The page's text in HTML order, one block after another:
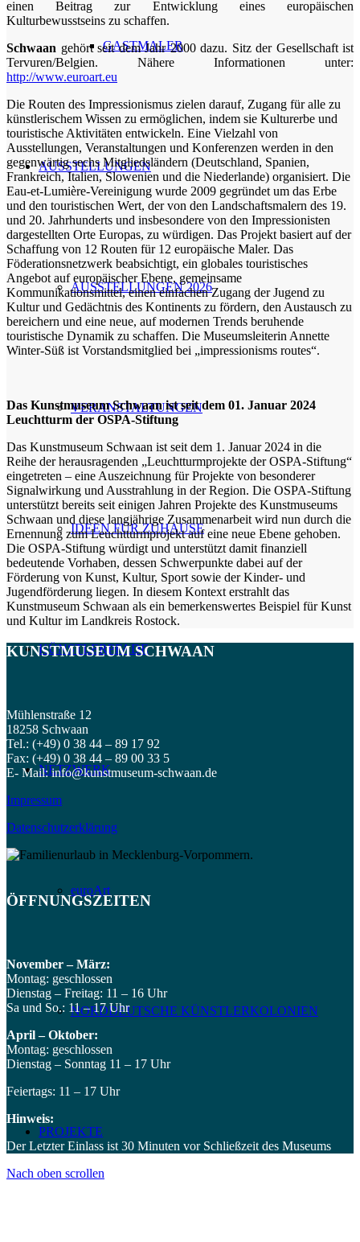
GASTMALER
AUSSTELLUNGEN
AUSSTELLUNGEN 2026
VERANSTALTUNGEN
IDEEN FÜR ZUHAUSE
KÜNSTLERPFADE
NETZWERK
euroArt
NORDDEUTSCHE KÜNSTLERKOLONIEN
PROJEKTE
einen Beitrag zur Entwicklung eines europäischen
Kulturbewusstseins zu schaffen.
Schwaan gehört seit dem Jahr 2000 dazu. Sitz der Gesellschaft ist
Tervuren/Belgien. Nähere Informationen unter:
http://www.euroart.eu
Die Routen des Impressionismus zielen darauf, Zugang für alle zu
künstlerischem Wissen zu ermöglichen, indem sie Kulturerbe und
touristische Aktivitäten entwickeln. Eine Vielzahl von
Ausstellungen, Veranstaltungen und Konferenzen werden in den
gegenwärtig sechs Mitgliedsländern (Deutschland, Spanien,
Frankreich, Italien, Slowenien und die Niederlande) organisiert. Die
Eau-et-Lumière-Vereinigung wurde 2009 gegründet um das Erbe
und den touristischen Wert, der von den Landschaftsmalern des 19.
und 20. Jahrhunderts und insbesondere von den Impressionisten
dargestellten Orte Europas, zu würdigen. Das Projekt basiert auf der
Schaffung von 12 Routen für 12 europäische Maler. Das
Föderationsnetzwerk beabsichtigt, ein globales touristisches
Angebot auf europäischer Ebene, gemeinsame
Kommunikationsmittel, einen einfachen Zugang der Jugend zu
Kultur und Gedächtnis des Kontinents zu fördern, den Austausch zu
bereichern und eine neue, auf modernen Trends beruhende
touristische Dynamik zu schaffen. Die Museumsleiterin Annette
Winter-Süß ist Vorstandsmitglied bei „impressionisms routes“.
Das Kunstmuseum Schwaan ist seit dem 01. Januar 2024
Leuchtturm der OSPA-Stiftung
Das Kunstmuseum Schwaan ist seit dem 1. Januar 2024 in die
Reihe der herausragenden „Leuchtturmprojekte der OSPA-Stiftung“
eingetreten – eine Auszeichnung für Projekte von besonderer
Signalwirkung und Ausstrahlung in der Region. Die OSPA-Stiftung
unterstützt bereits seit einigen Jahren Projekte des Kunstmuseums
Schwaan und diese langjährige Zusammenarbeit wird nun durch die
Ernennung zum Leuchtturmprojekt auf eine neue Ebene gehoben.
Die OSPA-Stiftung würdigt und unterstützt damit finanziell
bedeutende Vorhaben, dessen Schwerpunkte dabei auf der
Förderung von Kunst, Kultur, Sport sowie der Kinder- und
Jugendförderung liegen. In diesem Kontext erstrahlt das
Kunstmuseum Schwaan als ein bemerkenswertes Beispiel für Kunst
und Kultur im Landkreis Rostock.
KUNSTMUSEUM SCHWAAN
Mühlenstraße 12
18258 Schwaan
Tel.: (+49) 0 38 44 – 89 17 92
Fax: (+49) 0 38 44 – 89 00 33 5
E- Mail: info@kunstmuseum-schwaan.de
Impressum
Datenschutzerklärung
ÖFFNUNGSZEITEN
November – März:
Montag: geschlossen
Dienstag – Freitag: 11 – 16 Uhr
Sa und So.: 11 – 17 Uhr
April – Oktober:
Montag: geschlossen
Dienstag – Sonntag 11 – 17 Uhr
Feiertags: 11 – 17 Uhr
Hinweis:
Der Letzter Einlass ist 30 Minuten vor Schließzeit des Museums
Nach oben scrollen